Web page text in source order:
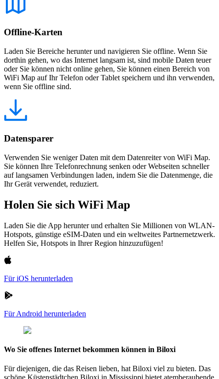
Offline-Karten
Laden Sie Bereiche herunter und navigieren Sie offline. Wenn Sie
dorthin gehen, wo das Internet langsam ist, sind mobile Daten teuer
oder Sie können nicht online gehen, Sie können einen Bereich von
WiFi Map auf Ihr Telefon oder Tablet speichern und ihn verwenden,
wenn Sie offline sind.
Datensparer
Verwenden Sie weniger Daten mit dem Datenreiter von WiFi Map.
Sie können Ihre Telefonrechnung senken oder Webseiten schneller
auf langsamen Verbindungen laden, indem Sie die Datenmenge, die
Ihr Gerät verwendet, reduziert.
Holen Sie sich WiFi Map
Laden Sie die App herunter und erhalten Sie Millionen von WLAN-
Hotspots, günstige eSIM-Daten und ein weltweites Partnernetzwerk.
Helfen Sie, Hotspots in Ihrer Region hinzuzufügen!
Für iOS herunterladen
Für Android herunterladen
Wo Sie offenes Internet bekommen können in Biloxi
Für diejenigen, die das Reisen lieben, hat Biloxi viel zu bieten. Das